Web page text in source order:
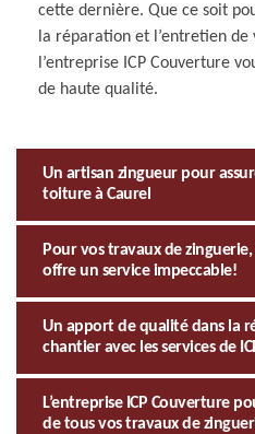
cette dernière. Que ce soit
la réparation et l’entretien
l’entreprise ICP Couverture
de haute qualité.
Un artisan zingueur pour
toiture à Caurel
Pour vos travaux de
offre un service impeccable!
Un apport de qualité dans la
chantier avec les services de
L’entreprise ICP Couverture
de tous vos travaux de